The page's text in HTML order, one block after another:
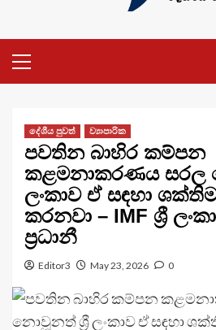
Menu
දේශීය පුවත් ව්‍යාපාරික
පවතින බාහිර කම්පන
කළමනාකරණය සරල
ලංකාව ඒ සඳහා
කරනවා – IMF ශ්‍රී
ප්‍රධානී
Editor3 May 23, 2026 0